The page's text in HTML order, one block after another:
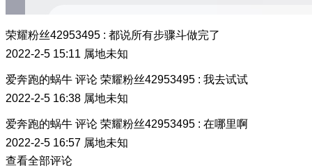
荣耀粉丝42953495 : 都说所有步骤斗做完了
2022-2-5 15:11 属地未知
爱奔跑的蜗牛 评论 荣耀粉丝42953495 : 我去试试
2022-2-5 16:38 属地未知
爱奔跑的蜗牛 评论 荣耀粉丝42953495 : 在哪里啊
2022-2-5 16:57 属地未知
查看全部评论